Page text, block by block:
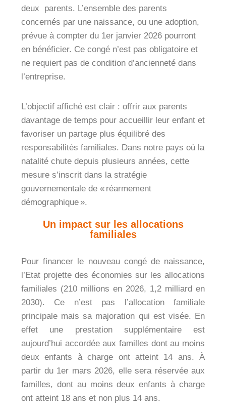
deux parents. L’ensemble des parents
concernés par une naissance, ou une adoption,
prévue à compter du 1er janvier 2026 pourront
en bénéficier. Ce congé n’est pas obligatoire et
ne requiert pas de condition d’ancienneté dans
l’entreprise.
L’objectif affiché est clair : offrir aux parents
davantage de temps pour accueillir leur enfant et
favoriser un partage plus équilibré des
responsabilités familiales. Dans notre pays où la
natalité chute depuis plusieurs années, cette
mesure s’inscrit dans la stratégie
gouvernementale de « réarmement
démographique ».
Un impact sur les allocations
familiales
Pour financer le nouveau congé de naissance,
l’Etat projette des économies sur les allocations
familiales (210 millions en 2026, 1,2 milliard en
2030). Ce n’est pas l’allocation familiale
principale mais sa majoration qui est visée. En
effet une prestation supplémentaire est
aujourd’hui accordée aux familles dont au moins
deux enfants à charge ont atteint 14 ans. À
partir du 1er mars 2026, elle sera réservée aux
familles, dont au moins deux enfants à charge
ont atteint 18 ans et non plus 14 ans.